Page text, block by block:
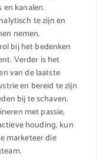
kanalen.
te zijn en
nemen.
bij het bedenken
Verder is het
van de laatste
en bereid te zijn
bij te schaven.
met passie,
houding, kun
marketeer die